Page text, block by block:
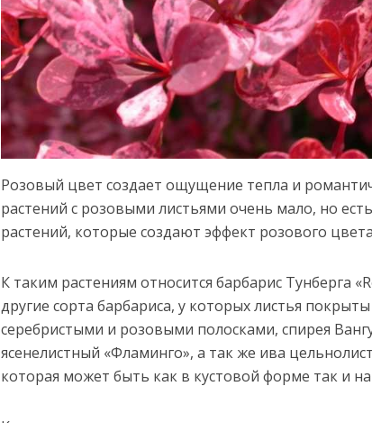
Розовый цвет создает ощущение тепла и
растений с розовыми листьями очень мало, но
растений, которые создают эффект розового
К таким растениям относится барбарис Тунберга
другие сорта барбариса, у которых листья
серебристыми и розовыми полосками, спирея
ясенелистный «Фламинго», а так же ива
которая может быть как в кустовой форме так и